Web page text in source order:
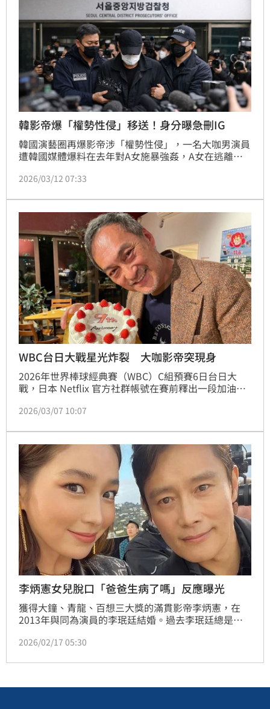
韓影帝爆「權勢性侵」移送！身分曝急刪IG
韓國演藝圈再爆影帝涉「權勢性侵」，一名大咖男演員
遭韓國媒體爆料在去年對A女施暴強姦，A女在逃離現
《Dispatch》立刻曝光是「音樂劇教父」南京柱（남경
2026/03/12 07:33
WBC台日大戰星光炸裂 大咖影帝突現身
2026年世界棒球經典賽（WBC）C組預賽6日台日大
戰，日本 Netflix 官方社群帳號在賽前釋出一段加油影
和也，夢幻組合讓網友也感到驚喜！蔡維歆
2026/03/07 10:07
李炳憲女兒脫口「爸爸生病了嗎」反應曝光
獲得大鐘、青龍、百想三大獎的滿貫影帝李炳憲，在
2013年與同為演員的李珉廷結婚。過去李珉廷總是把
炳憲在頻道中，首次「解開模糊」亮相，女兒看到爸爸
記者林汝珊
2026/02/17 05:30